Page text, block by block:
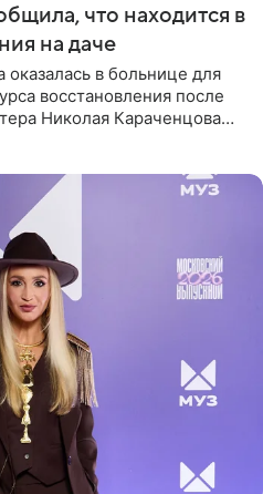
что находится в
на даче
в больнице для
восстановления после
Николая Караченцова